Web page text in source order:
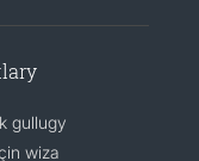
gullugy
wiza